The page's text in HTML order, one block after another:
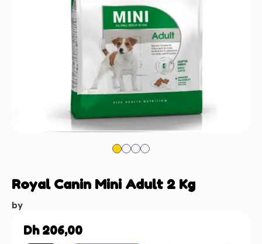
Royal Canin Mini Adult 2 Kg
by
Dh206,00